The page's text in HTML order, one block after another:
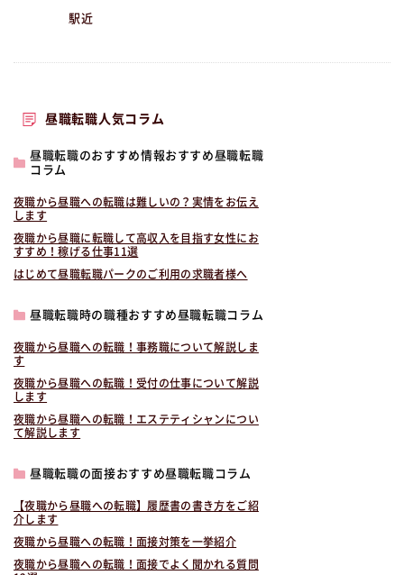
駅近
昼職転職人気コラム
昼職転職のおすすめ情報おすすめ昼職転職
コラム
夜職から昼職への転職は難しいの？実情をお伝え
します
夜職から昼職に転職して高収入を目指す女性にお
すすめ！稼げる仕事11選
はじめて昼職転職パークのご利用の求職者様へ
昼職転職時の職種おすすめ昼職転職コラム
夜職から昼職への転職！事務職について解説しま
す
夜職から昼職への転職！受付の仕事について解説
します
夜職から昼職への転職！エステティシャンについ
て解説します
昼職転職の面接おすすめ昼職転職コラム
【夜職から昼職への転職】履歴書の書き方をご紹
介します
夜職から昼職への転職！面接対策を一挙紹介
夜職から昼職への転職！面接でよく聞かれる質問